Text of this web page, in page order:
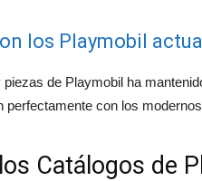
los Playmobil
de Playmobil ha
con los
Catálogos de